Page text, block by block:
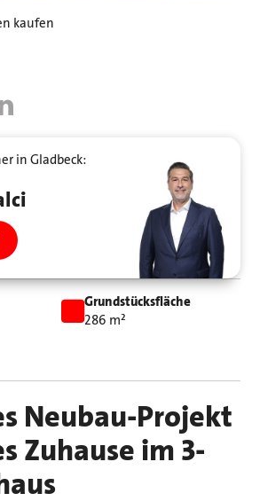
kaufen
in Gladbeck:
Grundstücksfläche
286 m²
Neubau-Projekt
Zuhause im 3-